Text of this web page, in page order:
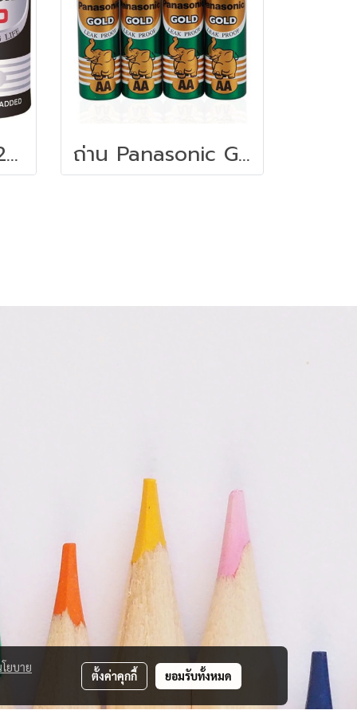
ถ่านไฟฉาย (แพ็ค2ก้อน) Panasonic NEO R14NT/2SL C ถ่าน Panasonic Gold R6GT/4SL AA
ยบาย
ตั้งค่าคุกกี้ ยอมรับทั้งหมด